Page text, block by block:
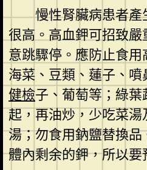
慢性腎臟病患者
很高。高血鉀可招致
意跳驟停。應防止食用
海菜、豆類、蓮子、噴
健檢子、葡萄等；綠
起，再油炒，少吃菜
湯；勿食用鈉鹽替換
體內剩余的鉀，所以